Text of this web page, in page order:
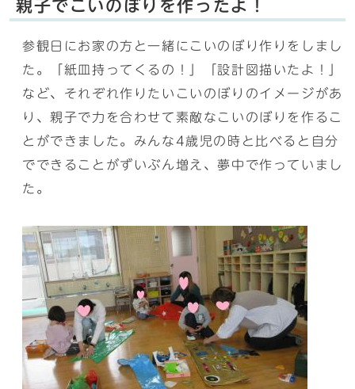
親子でこいのぼりを作ったよ！
参観日にお家の方と一緒にこいのぼり作りをしまし
た。「紙皿持ってくるの！」「設計図描いたよ！」
など、それぞれ作りたいこいのぼりのイメージがあ
り、親子で力を合わせて素敵なこいのぼりを作るこ
とができました。みんな4歳児の時と比べると自分
でできることがずいぶん増え、夢中で作っていまし
た。